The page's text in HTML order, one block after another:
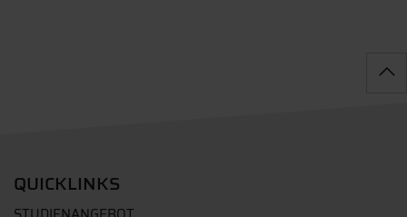
QUICKLINKS